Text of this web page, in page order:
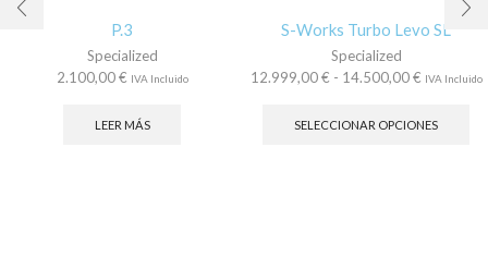
P.3
Specialized
2.100,00€ IVA Incluido
LEER MÁS
S-Works Turbo Levo SL
Specialized
12.999,00€ - 14.500,00€Rango
precios:
IVA Incluido
SELECCIONAR OPCIONES